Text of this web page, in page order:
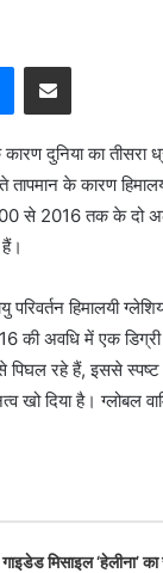
Messenger
Share via Email
दुनिया का
के कारण
से 2016 तक के दो
परिवर्तन हिमालयी
की अवधि में एक
पिघल रहे हैं, इससे
खो दिया है। ग्लोबल
मिसाइल ‘हेलीना’